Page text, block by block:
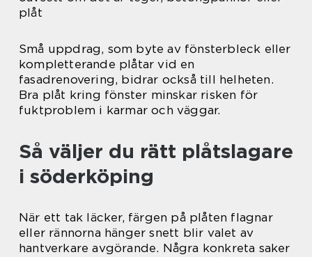
plåt
Små uppdrag, som byte av fönsterbleck eller
kompletterande plåtar vid en
fasadrenovering, bidrar också till helheten.
Bra plåt kring fönster minskar risken för
fuktproblem i karmar och väggar.
Så väljer du rätt plåtslagare
i söderköping
När ett tak läcker, färgen på plåten flagnar
eller rännorna hänger snett blir valet av
hantverkare avgörande. Några konkreta saker